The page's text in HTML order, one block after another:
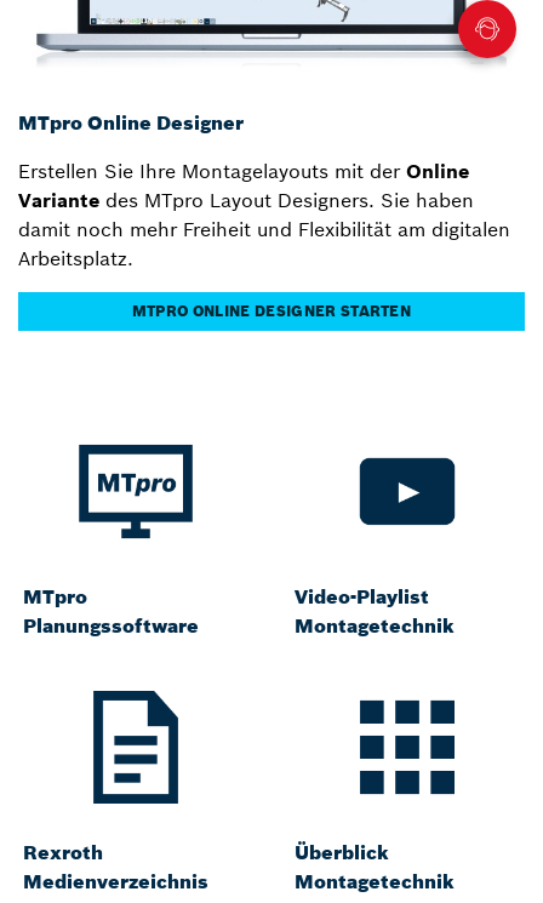
MTpro Online Designer
Erstellen Sie Ihre Montagelayouts mit der Online
Variante des MTpro Layout Designers. Sie haben
damit noch mehr Freiheit und Flexibilität am digitalen
Arbeitsplatz.
MTPRO ONLINE DESIGNER STARTEN
MTpro
Planungssoftware
Video-Playlist
Montagetechnik
Rexroth
Medienverzeichnis
Überblick
Montagetechnik